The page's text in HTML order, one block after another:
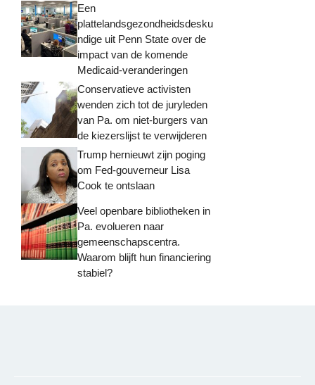
Een
plattelandsgezondheidsdesku
ndige uit Penn State over de
impact van de komende
Medicaid-veranderingen
Conservatieve activisten
wenden zich tot de juryleden
van Pa. om niet-burgers van
de kiezerslijst te verwijderen
Trump hernieuwt zijn poging
om Fed-gouverneur Lisa
Cook te ontslaan
Veel openbare bibliotheken in
Pa. evolueren naar
gemeenschapscentra.
Waarom blijft hun financiering
stabiel?